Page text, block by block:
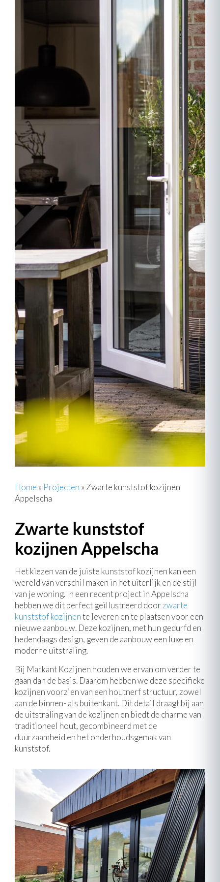
Home » Projecten » Zwarte kunststof kozijnen
Appelscha
Zwarte kunststof
kozijnen Appelscha
Het kiezen van de juiste kunststof kozijnen kan een
wereld van verschil maken in het uiterlijk en de stijl
van je woning. In een recent project in Appelscha
hebben we dit perfect geïllustreerd door zwarte
kunststof kozijnente leveren en te plaatsen voor een
nieuwe aanbouw. Deze kozijnen, met hun gedurfd en
hedendaags design, geven de aanbouw een luxe en
moderne uitstraling.
Bij Markant Kozijnen houden we ervan om verder te
gaan dan de basis. Daarom hebben we deze specifieke
kozijnen voorzien van een houtnerf structuur, zowel
aan de binnen- als buitenkant. Dit detail draagt bij aan
de uitstraling van de kozijnen en biedt de charme van
traditioneel hout, gecombineerd met de
duurzaamheid en het onderhoudsgemak van
kunststof.